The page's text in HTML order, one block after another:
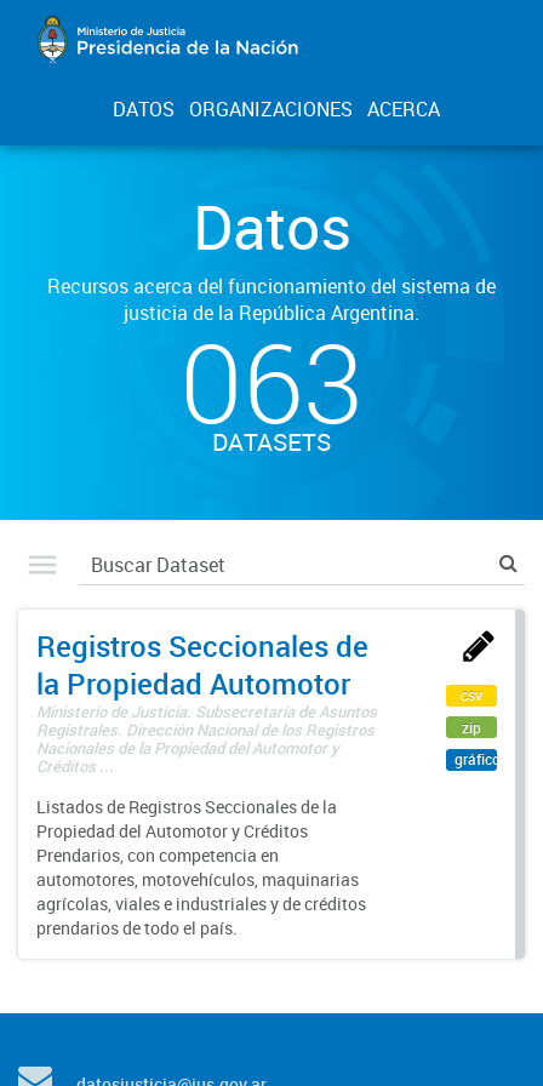
DATOS ORGANIZACIONES ACERCA
Datos
Recursos acerca del funcionamiento del sistema de
justicia de la República Argentina.
063
DATASETS
Registros Seccionales de
la Propiedad Automotor
Ministerio de Justicia. Subsecretaría de Asuntos
Registrales. Dirección Nacional de los Registros
Nacionales de la Propiedad del Automotor y
Créditos ...
Listados de Registros Seccionales de la
Propiedad del Automotor y Créditos
Prendarios, con competencia en
automotores, motovehículos, maquinarias
agrícolas, viales e industriales y de créditos
prendarios de todo el país.
csv
zip
gráfico